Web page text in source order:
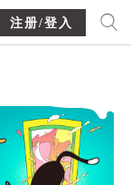
注册/登入